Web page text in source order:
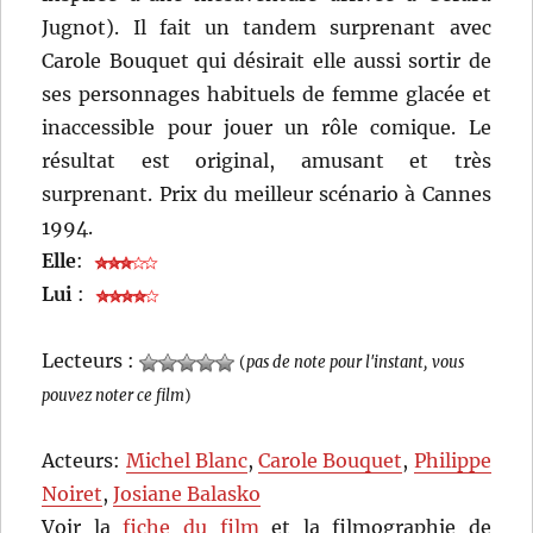
Jugnot). Il fait un tandem surprenant avec
Carole Bouquet qui désirait elle aussi sortir de
ses personnages habituels de femme glacée et
inaccessible pour jouer un rôle comique. Le
résultat est original, amusant et très
surprenant. Prix du meilleur scénario à Cannes
1994.
Elle:
Lui :
Lecteurs : (pas de note pour l'instant, vous
pouvez noter ce film)
Acteurs: Michel Blanc,Carole Bouquet, Philippe
Noiret,Josiane Balasko
Voir lafiche du film et la filmographie de